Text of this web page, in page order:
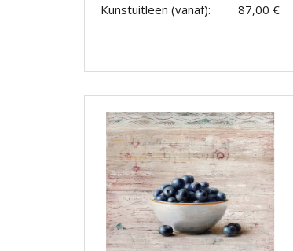
Kunstuitleen (vanaf):
87,00 €